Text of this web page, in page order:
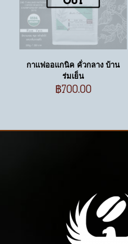
กาแฟออแกนิค คั่วกลาง บ้าน
ร่มเย็น
฿700.00